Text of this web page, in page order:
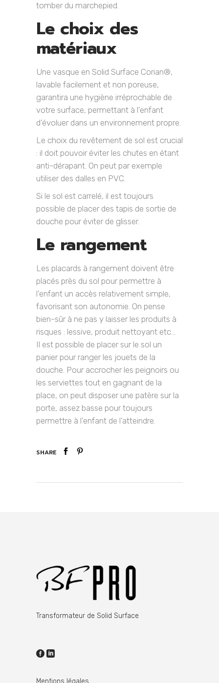
tomber du marchepied.
Le choix des
matériaux
Une vasque en Solid Surface Corian®,
lavable facilement et non poreuse,
garantira une hygiène irréprochable de
votre surface, permettant à l’enfant
d’évoluer dans un environnement propre.
Le choix du revêtement de sol est crucial
: il doit pouvoir éviter les chutes en étant
anti-dérapant. On peut par exemple
utiliser des dalles en PVC.
Si le sol est carrelé, il est toujours
possible de placer des tapis de sortie de
douche pour éviter de glisser.
Le rangement
Les placards à rangement doivent être
placés près du sol pour permettre à
l’enfant un accès relativement simple,
favorisant son autonomie. On pense
bien-sûr à ne pas y laisser les produits à
risques : lessive, produit nettoyant etc…
Il est possible de placer sur le sol un
panier pour ranger les jouets de la
douche. Pour accrocher les peignoirs ou
les serviettes tout en gagnant de la
place, on peut disposer une patère sur la
porte, assez basse pour toujours
permettre à l’enfant de l’atteindre.
SHARE
Transformateur de Solid Surface
Mentions légales